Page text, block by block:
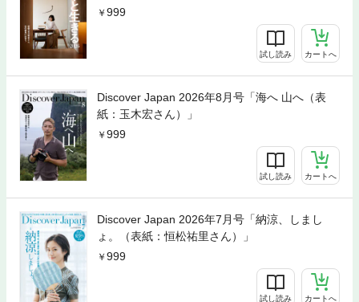
999
試し読み カートへ
Discover Japan 2026年8月号「海へ 山へ（表
紙：玉木宏さん）」
999
試し読み カートへ
Discover Japan 2026年7月号「納涼、しまし
ょ。（表紙：恒松祐里さん）」
999
試し読み カートへ